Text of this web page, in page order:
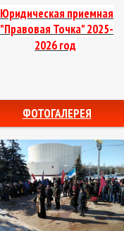
Юридическая приемная
"Правовая Точка"2025-
2026 год
ФОТОГАЛЕРЕЯ